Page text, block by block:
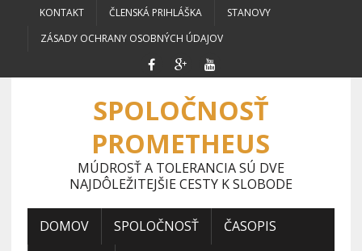
KONTAKT ČLENSKÁ PRIHLÁŠKA
STANOVY
ZÁSADY OCHRANY OSOBNÝCH ÚDAJOV
SPOLOČNOSŤ
PROMETHEUS
MÚDROSŤ A TOLERANCIA SÚ DVE
NAJDÔLEŽITEJŠIE CESTY K SLOBODE
DOMOV SPOLOČNOSŤ ČASOPIS